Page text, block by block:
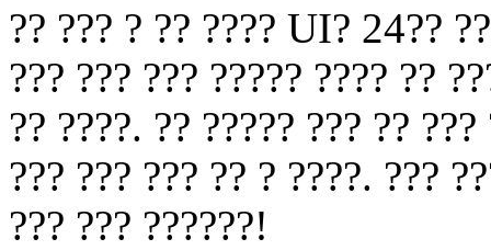
?? ??? ? ?? ???? UI? 24??
??? ??? ??? ????? ???? ??
?? ????. ?? ????? ??? ??
??? ??? ??? ?? ? ????. ???
??? ??? ??????!